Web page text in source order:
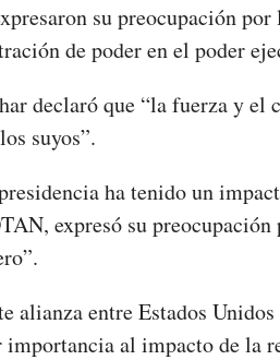
su preocupación
de poder en el poder
declaró que “la fuerza y ​​el
suyos”.
ha tenido un
expresó su
alianza entre Estados
al impacto de la